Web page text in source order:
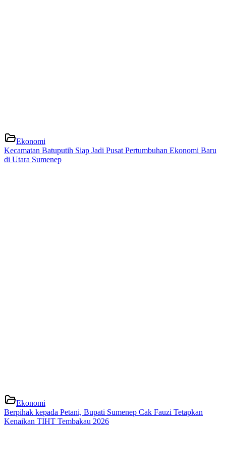
Ekonomi
Kecamatan Batuputih Siap Jadi Pusat Pertumbuhan Ekonomi Baru
di Utara Sumenep
Ekonomi
Berpihak kepada Petani, Bupati Sumenep Cak Fauzi Tetapkan
Kenaikan TIHT Tembakau 2026